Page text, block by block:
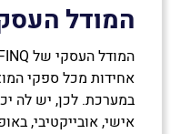
המודל
אחידות מכל ספקי
במערכת. לכן, יש לה
אישי, אובייקטיבי,